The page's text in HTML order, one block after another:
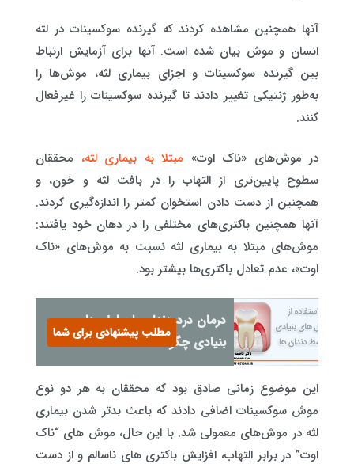
آنها همچنین مشاهده کردند که گیرنده سوکسینات در لثه
انسان و موش بیان شده است. آنها برای آزمایش ارتباط
بین گیرنده سوکسینات و اجزای بیماری لثه، موش‌ها را
به‌طور ژنتیکی تغییر دادند تا گیرنده سوکسینات را غیرفعال
کنند.
در موش‌های «ناک اوت» مبتلا به بیماری لثه، محققان
سطوح پایین‌تری از التهاب را در بافت لثه و خون، و
همچنین از دست دادن استخوان کمتر را اندازه‌گیری کردند.
آنها همچنین باکتری‌های مختلفی را در دهان خود یافتند:
موش‌های مبتلا به بیماری لثه نسبت به موش‌های «ناک
اوت»، عدم تعادل باکتری‌ها بیشتر بود.
درمان درد دندان با سلول های
بنیادی چگونه است؟مطلب پیشنهادی برای شما
این موضوع زمانی صادق بود که محققان به هر دو نوع
موش سوکسینات اضافی دادند که باعث بدتر شدن بیماری
لثه در موش‌های معمولی شد. با این حال، موش های “ناک
اوت” در برابر التهاب، افزایش باکتری های ناسالم و از دست